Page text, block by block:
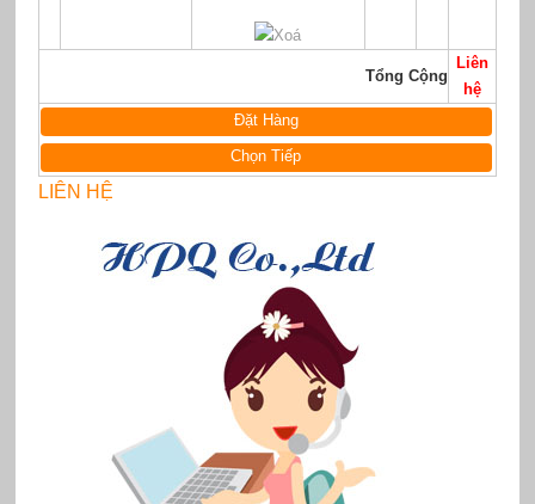
Xoá
Tổng Cộng
Liên
hệ
Đặt Hàng
Chọn Tiếp
LIÊN HỆ